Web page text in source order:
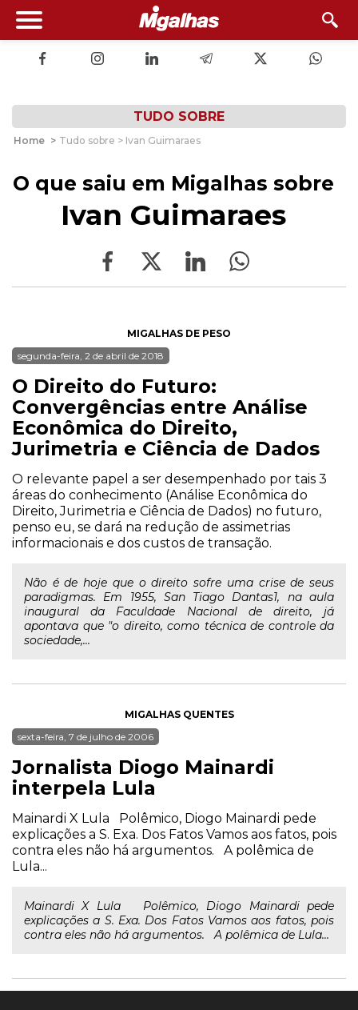
TUDO SOBRE
Home > Tudo sobre > Ivan Guimaraes
O que saiu em Migalhas sobre
Ivan Guimaraes
MIGALHAS DE PESO
segunda-feira, 2 de abril de 2018
O Direito do Futuro:
Convergências entre Análise
Econômica do Direito,
Jurimetria e Ciência de Dados
O relevante papel a ser desempenhado por tais 3
áreas do conhecimento (Análise Econômica do
Direito, Jurimetria e Ciência de Dados) no futuro,
penso eu, se dará na redução de assimetrias
informacionais e dos custos de transação.
Não é de hoje que o direito sofre uma crise de seus
paradigmas. Em 1955, San Tiago Dantas1, na aula
inaugural da Faculdade Nacional de direito, já
apontava que "o direito, como técnica de controle da
sociedade,...
MIGALHAS QUENTES
sexta-feira, 7 de julho de 2006
Jornalista Diogo Mainardi
interpela Lula
Mainardi X Lula Polêmico, Diogo Mainardi pede
explicações a S. Exa. Dos Fatos Vamos aos fatos, pois
contra eles não há argumentos. A polêmica de
Lula...
Mainardi X Lula Polêmico, Diogo Mainardi pede
explicações a S. Exa. Dos Fatos Vamos aos fatos, pois
contra eles não há argumentos. A polêmica de Lula...